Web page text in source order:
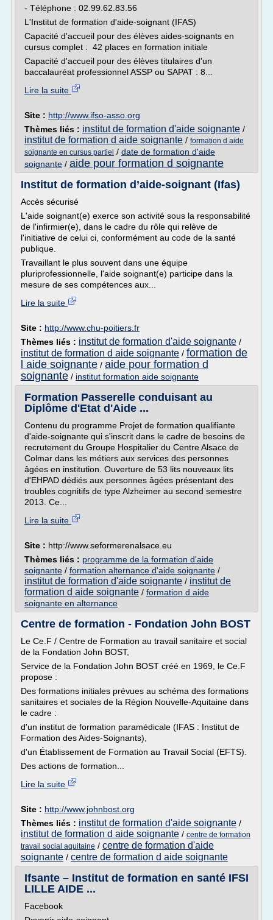
- Téléphone : 02.99.62.83.56
L'Institut de formation d'aide-soignant (IFAS)
Capacité d'accueil pour des élèves aides-soignants en
cursus complet : 42 places en formation initiale
Capacité d'accueil pour des élèves titulaires d'un
baccalauréat professionnel ASSP ou SAPAT : 8...
Lire la suite
Site : http://www.ifso-asso.org
Thèmes liés : institut de formation d'aide soignante /
institut de formation d aide soignante / formation d aide
soignante en cursus partiel / date de formation d'aide
soignante / aide pour formation d soignante
Institut de formation d’aide-soignant (Ifas)
Accès sécurisé
L'aide soignant(e) exerce son activité sous la responsabilité
de l'infirmier(e), dans le cadre du rôle qui relève de
l'initiative de celui ci, conformément au code de la santé
publique.
Travaillant le plus souvent dans une équipe
pluriprofessionnelle, l'aide soignant(e) participe dans la
mesure de ses compétences aux...
Lire la suite
Site : http://www.chu-poitiers.fr
Thèmes liés : institut de formation d'aide soignante /
institut de formation d aide soignante / formation de
l aide soignante / aide pour formation d
soignante / institut formation aide soignante
Formation Passerelle conduisant au
Diplôme d'Etat d'Aide ...
Contenu du programme Projet de formation qualifiante
d'aide-soignante qui s'inscrit dans le cadre de besoins de
recrutement du Groupe Hospitalier du Centre Alsace de
Colmar dans les métiers aux services des personnes
âgées en institution. Ouverture de 53 lits nouveaux lits
d'EHPAD dédiés aux personnes âgées présentant des
troubles cognitifs de type Alzheimer au second semestre
2013. Ce...
Lire la suite
Site : http://www.seformerenalsace.eu
Thèmes liés : programme de la formation d'aide
soignante / formation alternance d'aide soignante /
institut de formation d'aide soignante / institut de
formation d aide soignante / formation d aide
soignante en alternance
Centre de formation - Fondation John BOST
Le Ce.F / Centre de Formation au travail sanitaire et social
de la Fondation John BOST,
Service de la Fondation John BOST créé en 1969, le Ce.F
propose :
Des formations initiales prévues au schéma des formations
sanitaires et sociales de la Région Nouvelle-Aquitaine dans
le cadre :
d'un institut de formation paramédicale (IFAS : Institut de
Formation des Aides-Soignants),
d'un Établissement de Formation au Travail Social (EFTS).
Des actions de formation...
Lire la suite
Site : http://www.johnbost.org
Thèmes liés : institut de formation d'aide soignante /
institut de formation d aide soignante / centre de formation
travail social aquitaine / centre de formation d'aide
soignante / centre de formation d aide soignante
Ifsante – Institut de formation en santé IFSI
LILLE AIDE ...
Facebook